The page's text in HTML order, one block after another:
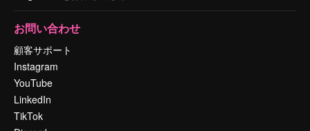
お問い合わせ
顧客サポート
Instagram
YouTube
LinkedIn
TikTok